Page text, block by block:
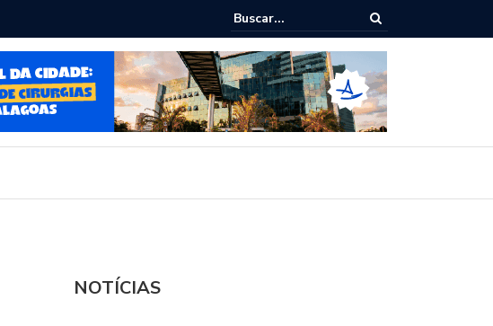
Câmara dialoga com UFAL e Faculdade de Coimbra sobre parcerias para
Legislativo
NOTÍCIAS